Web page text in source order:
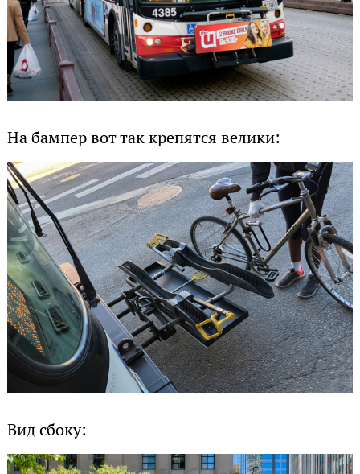
На бампер вот так крепятся велики:
Вид сбоку: